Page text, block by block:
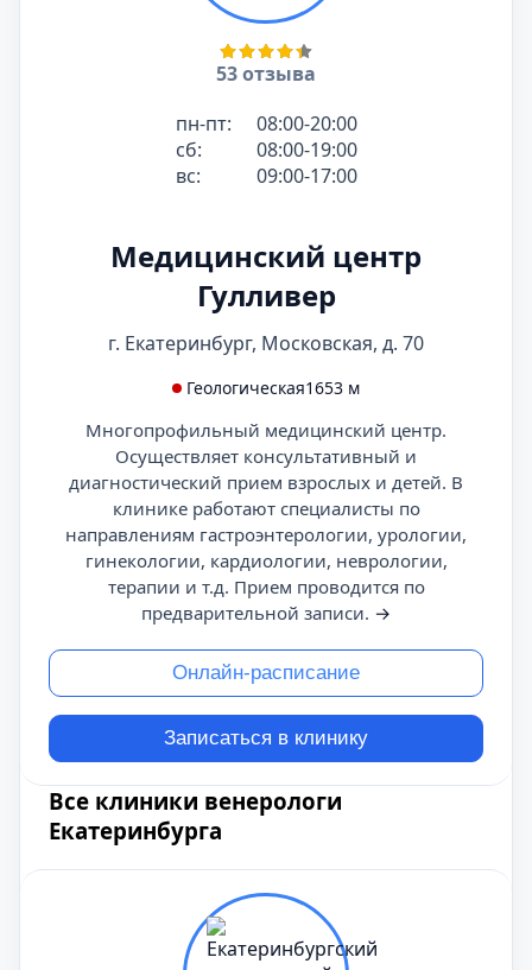
53 отзыва
пн-пт:
08:00-20:00
сб:
08:00-19:00
вс:
09:00-17:00
Медицинский центр
Гулливер
г. Екатеринбург, Московская, д. 70
Геологическая1653 м
Многопрофильный медицинский центр.
Осуществляет консультативный и
диагностический прием взрослых и детей. В
клинике работают специалисты по
направлениям гастроэнтерологии, урологии,
гинекологии, кардиологии, неврологии,
терапии и т.д. Прием проводится по
предварительной записи. →
Онлайн-расписание
Записаться в клинику
Все клиники венерологи
Екатеринбурга